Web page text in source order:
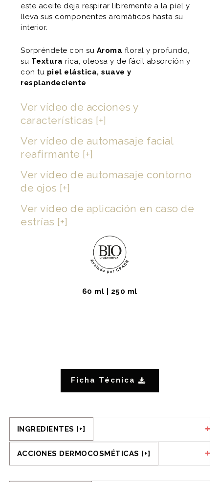
este aceite deja respirar libremente a la piel y
lleva sus componentes aromáticos hasta su
interior.
Sorpréndete con su Aroma floral y profundo,
su Textura rica, oleosa y de fácil absorción y
con tu piel elástica, suave y
resplandeciente.
Ver vídeo de acciones y
características [+]
Ver vídeo de automasaje facial
reafirmante [+]
Ver vídeo de automasaje contorno
de ojos [+]
Ver vídeo de aplicación en caso de
estrías [+]
60 ml | 250 ml
Ficha Técnica
INGREDIENTES [+]
ACCIONES DERMOCOSMÉTICAS [+]